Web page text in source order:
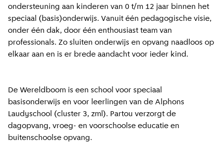
ondersteuning aan kinderen van 0 t/m 12 jaar binnen het
speciaal (basis)onderwijs. Vanuit één pedagogische visie,
onder één dak, door één enthousiast team van
professionals. Zo sluiten onderwijs en opvang naadloos op
elkaar aan en is er brede aandacht voor ieder kind.
De Wereldboom is een school voor speciaal
basisonderwijs en voor leerlingen van de Alphons
Laudyschool (cluster 3, zml). Partou verzorgt de
dagopvang, vroeg- en voorschoolse educatie en
buitenschoolse opvang.